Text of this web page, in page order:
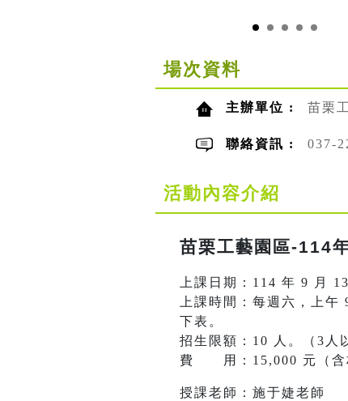
場次資料
主辦單位 : 苗栗
聯絡資訊 : 037-
活動內容介紹
苗栗工藝園區-114
上課日期：114 年 9 月
上課時間：每週六，上
下表。
招生限額：10 人。（3人
費 用：15,000 元（含
授課老師：施于婕老師